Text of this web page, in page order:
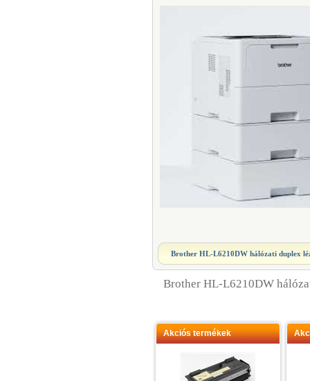
Brother HL-L6210DW hálózati duplex
Brother HL-L6210DW
Akciós termékek